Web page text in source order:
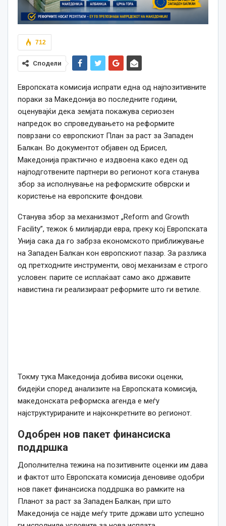
712
Сподели
Европската комисија испрати една од најпозитивните
пораки за Македонија во последните години,
оценувајќи дека земјата покажува сериозен
напредок во спроведувањето на реформите
поврзани со европскиот План за раст за Западен
Балкан. Во документот објавен од Брисел,
Македонија практично е издвоена како еден од
најподготвените партнери во регионот кога станува
збор за исполнување на реформските обврски и
користење на европските фондови.
Станува збор за механизмот „Reform and Growth
Facility”, тежок 6 милијарди евра, преку кој Европската
Унија сака да го забрза економското приближување
на Западен Балкан кон европскиот пазар. За разлика
од претходните инструменти, овој механизам е строго
условен: парите се исплаќаат само ако државите
навистина ги реализираат реформите што ги ветиле.
Токму тука Македонија добива високи оценки,
бидејќи според анализите на Европската комисија,
македонската реформска агенда е меѓу
најструктурираните и најконкретните во регионот.
Одобрен нов пакет финансиска
поддршка
Дополнителна тежина на позитивните оценки им дава
и фактот што Европската комисија деновиве одобри
нов пакет финансиска поддршка во рамките на
Планот за раст за Западен Балкан, при што
Македонија се најде меѓу трите држави што успешно